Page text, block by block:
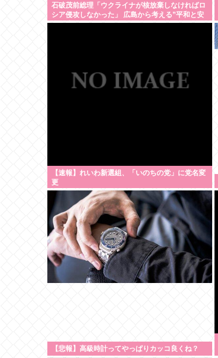
石破茂前総理「ウクライナが核放棄しなければロ
シア侵攻しなかった」 広島から考える”平和と安
全保障”
【速報】れいわ新選組、「いのちの党」に党名変
更
【悲報】高級時計ってやっぱりカッコ良くね？